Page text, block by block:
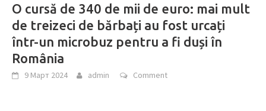
O cursă de 340 de mii de euro: mai mult
de treizeci de bărbați au fost urcați
într-un microbuz pentru a fi duși în
România
9 Март 2024 admin Comment